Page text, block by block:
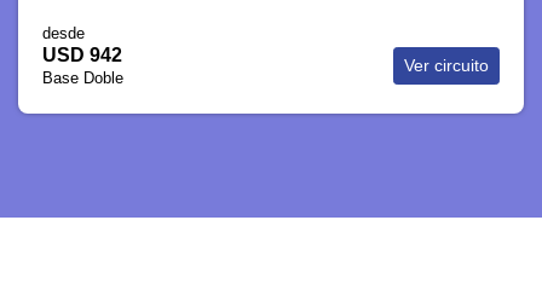
desde
USD 2.746
Base Doble
Ver paquete